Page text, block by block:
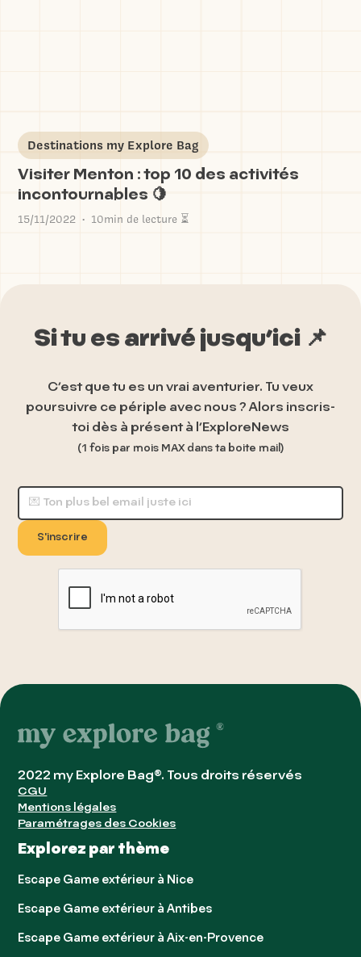
Destinations my Explore Bag
Visiter Menton : top 10 des activités
incontournables 🍋
15/11/2022 • 10min de lecture ⏳
Si tu es arrivé jusqu’ici 📌
C’est que tu es un vrai aventurier. Tu veux
poursuivre ce périple avec nous ? Alors inscris-
toi dès à présent à l’ExploreNews
(1 fois par mois MAX dans ta boite mail)
2022 my Explore Bag®. Tous droits réservés
CGU
Mentions légales
Paramétrages des Cookies
Explorez par thème
Escape Game extérieur à Nice
Escape Game extérieur à Antibes
Escape Game extérieur à Aix-en-Provence